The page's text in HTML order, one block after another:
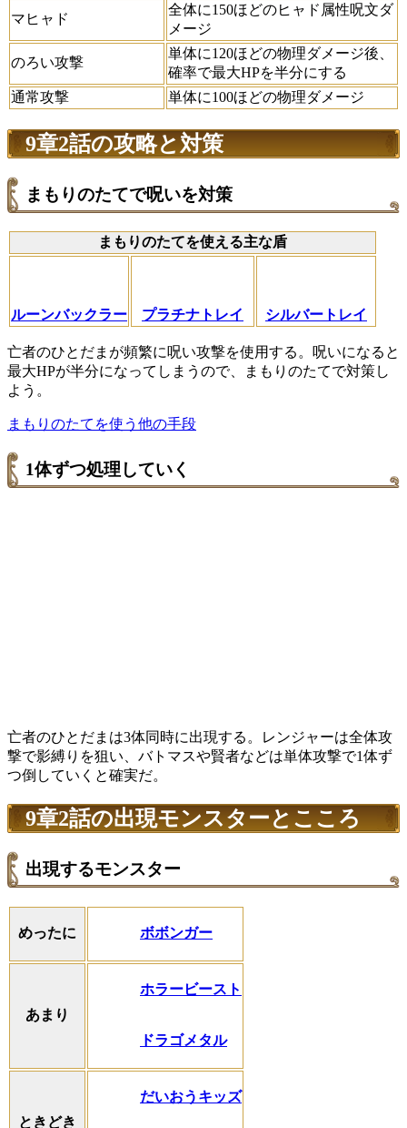
マヒャド
全体に150ほどのヒャド属性呪文ダ
メージ
のろい攻撃
単体に120ほどの物理ダメージ後、
確率で最大HPを半分にする
通常攻撃
単体に100ほどの物理ダメージ
9章2話の攻略と対策
まもりのたてで呪いを対策
まもりのたてを使える主な盾
ルーンバックラー プラチナトレイ シルバートレイ
亡者のひとだまが頻繁に呪い攻撃を使用する。呪いになると
最大HPが半分になってしまうので、まもりのたてで対策し
よう。
まもりのたてを使う他の手段
1体ずつ処理していく
亡者のひとだまは3体同時に出現する。レンジャーは全体攻
撃で影縛りを狙い、バトマスや賢者などは単体攻撃で1体ず
つ倒していくと確実だ。
9章2話の出現モンスターとこころ
出現するモンスター
めったに ボボンガー
あまり
ホラービースト
ドラゴメタル
ときどき
だいおうキッズ